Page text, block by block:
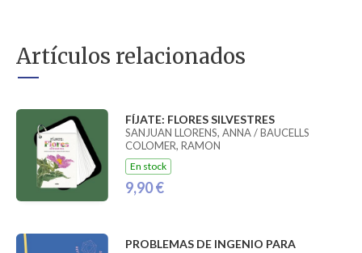
Artículos relacionados
FÍJATE: FLORES SILVESTRES
SANJUAN LLORENS, ANNA / BAUCELLS
COLOMER, RAMON
En stock
9,90 €
PROBLEMAS DE INGENIO PARA